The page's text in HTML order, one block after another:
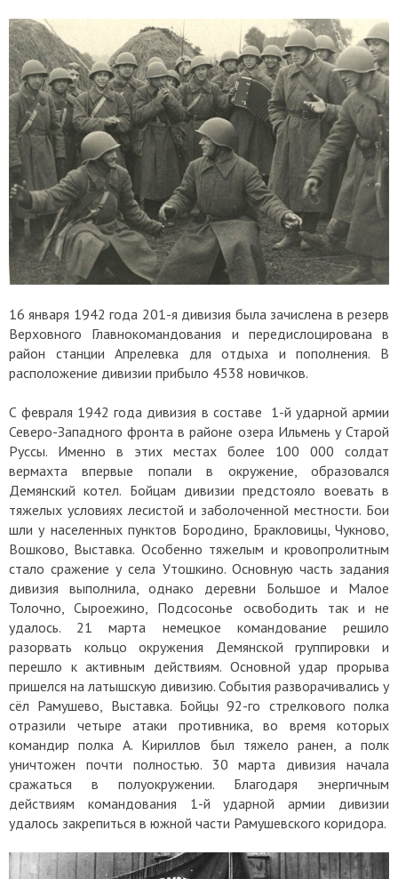
16 января 1942 года 201-я дивизия была зачислена в резерв
Верховного Главнокомандования и передислоцирована в
район станции Апрелевка для отдыха и пополнения. В
расположение дивизии прибыло 4538 новичков.
С февраля 1942 года дивизия в составе 1-й ударной армии
Северо-Западного фронта в районе озера Ильмень у Старой
Руссы. Именно в этих местах более 100 000 солдат
вермахта впервые попали в окружение, образовался
Демянский котел. Бойцам дивизии предстояло воевать в
тяжелых условиях лесистой и заболоченной местности. Бои
шли у населенных пунктов Бородино, Бракловицы, Чукново,
Вошково, Выставка. Особенно тяжелым и кровопролитным
стало сражение у села Утошкино. Основную часть задания
дивизия выполнила, однако деревни Большое и Малое
Толочно, Сыроежино, Подсосонье освободить так и не
удалось. 21 марта немецкое командование решило
разорвать кольцо окружения Демянской группировки и
перешло к активным действиям. Основной удар прорыва
пришелся на латышскую дивизию. События разворачивались у
сёл Рамушево, Выставка. Бойцы 92-го стрелкового полка
отразили четыре атаки противника, во время которых
командир полка А. Кириллов был тяжело ранен, а полк
уничтожен почти полностью. 30 марта дивизия начала
сражаться в полуокружении. Благодаря энергичным
действиям командования 1-й ударной армии дивизии
удалось закрепиться в южной части Рамушевского коридора.